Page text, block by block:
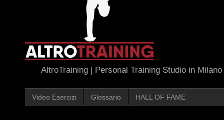
AltroTraining | Personal Training Studio in Milano
Video Esercizi Glossario HALL OF FAME